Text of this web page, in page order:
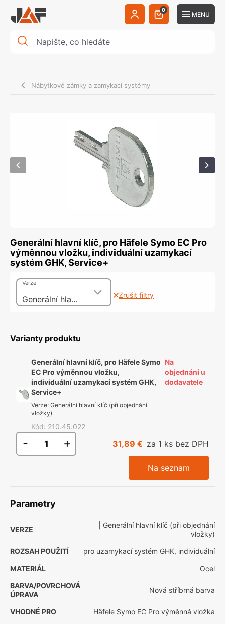
0
MENU
Nábytkové zámky a zamykací systémy
Generální hlavní klíč, pro Häfele Symo EC Pro
výměnnou vložku, individuální uzamykací
systém GHK, Service+
Generální hlavní klíč (při objednání vložky)
Verze
Zrušit filtry
Varianty produktu
Generální hlavní klíč, pro Häfele Symo
EC Pro výměnnou vložku,
individuální uzamykací systém GHK,
Service+
Verze: Generální hlavní klíč (při objednání
vložky)
Kód: 210.45.022
Na
objednání u
dodavatele
- + 31,89 € za 1 ks bez DPH
Na seznam
Parametry
VERZE
| Generální hlavní klíč (při objednání
vložky)
ROZSAH POUŽITÍ
pro uzamykací systém GHK, individuální
MATERIÁL
Ocel
BARVA/POVRCHOVÁ
ÚPRAVA
Nová stříbrná barva
VHODNÉ PRO Häfele Symo EC Pro výměnná vložka